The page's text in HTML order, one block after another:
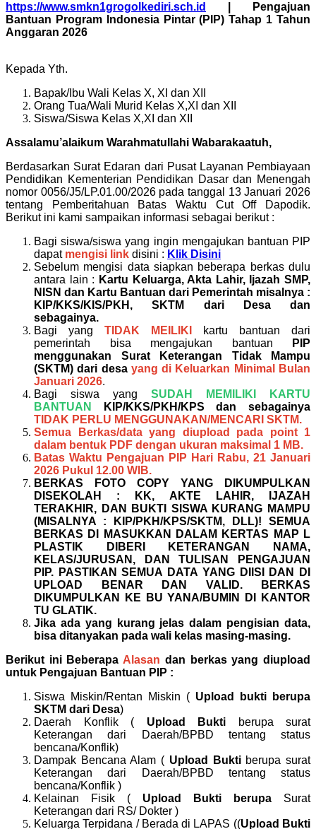
https://www.smkn1grogolkediri.sch.id
| Pengajuan
Bantuan Program Indonesia Pintar (PIP) Tahap 1 Tahun
Anggaran 2026
Kepada Yth.
Bapak/Ibu Wali Kelas X, XI dan XII
Orang Tua/Wali Murid Kelas X,XI dan XII
Siswa/Siswa Kelas X,XI dan XII
Assalamu’alaikum Warahmatullahi Wabarakaatuh,
Berdasarkan Surat Edaran dari Pusat Layanan Pembiayaan
Pendidikan Kementerian Pendidikan Dasar dan Menengah
nomor 0056/J5/LP.01.00/2026 pada tanggal 13 Januari 2026
tentang Pemberitahuan Batas Waktu Cut Off Dapodik.
Berikut ini kami sampaikan informasi sebagai berikut :
Bagi siswa/siswa yang ingin mengajukan bantuan PIP
dapat mengisi link disini : Klik Disini
Sebelum mengisi data siapkan beberapa berkas dulu
antara lain : Kartu Keluarga, Akta Lahir, Ijazah SMP,
NISN dan Kartu Bantuan dari Pemerintah misalnya :
KIP/KKS/KIS/PKH, SKTM dari Desa dan
sebagainya.
Bagi yang TIDAK MEILIKI
kartu bantuan dari
pemerintah bisa mengajukan bantuan
PIP
menggunakan Surat Keterangan Tidak Mampu
(SKTM) dari desa yang di Keluarkan Minimal Bulan
Januari 2026.
Bagi siswa yang SUDAH MEMILIKI KARTU
BANTUAN
KIP/KKS/PKH/KPS dan sebagainya
TIDAK PERLU MENGGUNAKAN/MENCARI SKTM.
Semua Berkas/data yang diupload pada point 1
dalam bentuk PDF dengan ukuran maksimal 1 MB.
Batas Waktu Pengajuan PIP Hari Rabu, 21 Januari
2026 Pukul 12.00 WIB.
BERKAS FOTO COPY YANG DIKUMPULKAN
DISEKOLAH : KK, AKTE LAHIR, IJAZAH
TERAKHIR, DAN BUKTI SISWA KURANG MAMPU
(MISALNYA : KIP/PKH/KPS/SKTM, DLL)! SEMUA
BERKAS DI MASUKKAN DALAM KERTAS MAP L
PLASTIK DIBERI KETERANGAN NAMA,
KELAS/JURUSAN, DAN TULISAN PENGAJUAN
PIP. PASTIKAN SEMUA DATA YANG DIISI DAN DI
UPLOAD BENAR DAN VALID. BERKAS
DIKUMPULKAN KE BU YANA/BUMIN DI KANTOR
TU GLATIK.
Jika ada yang kurang jelas dalam pengisian data,
bisa ditanyakan pada wali kelas masing-masing.
Berikut ini Beberapa Alasan dan berkas yang diupload
untuk Pengajuan Bantuan PIP :
Siswa Miskin/Rentan Miskin ( Upload bukti berupa
SKTM dari Desa)
Daerah Konflik ( Upload Bukti
berupa surat
Keterangan dari Daerah/BPBD tentang status
bencana/Konflik)
Dampak Bencana Alam ( Upload Bukti berupa surat
Keterangan dari Daerah/BPBD tentang status
bencana/Konflik )
Kelainan Fisik ( Upload Bukti berupa Surat
Keterangan dari RS/ Dokter )
Keluarga Terpidana / Berada di LAPAS ((Upload Bukti